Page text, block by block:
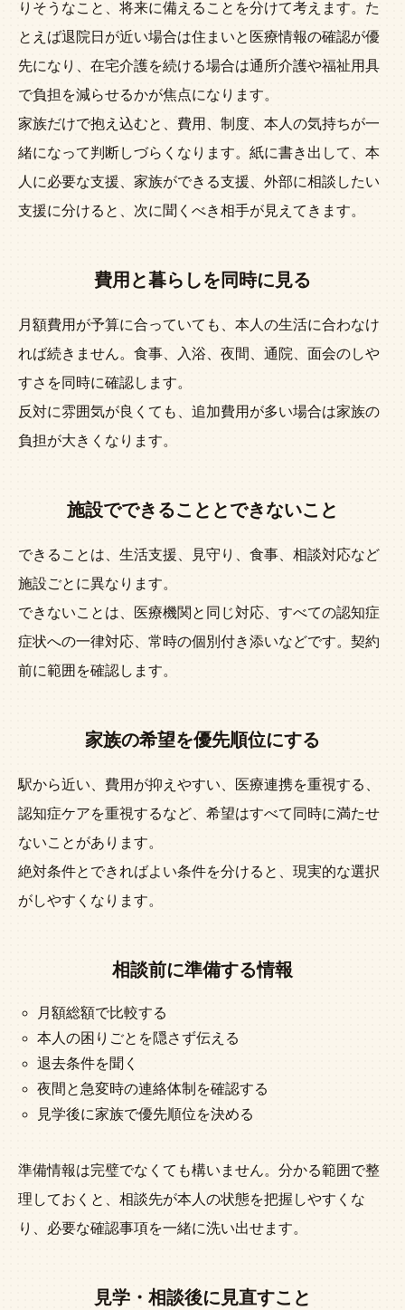
りそうなこと、将来に備えることを分けて考えます。た
とえば退院日が近い場合は住まいと医療情報の確認が優
先になり、在宅介護を続ける場合は通所介護や福祉用具
で負担を減らせるかが焦点になります。
家族だけで抱え込むと、費用、制度、本人の気持ちが一
緒になって判断しづらくなります。紙に書き出して、本
人に必要な支援、家族ができる支援、外部に相談したい
支援に分けると、次に聞くべき相手が見えてきます。
費用と暮らしを同時に見る
月額費用が予算に合っていても、本人の生活に合わなけ
れば続きません。食事、入浴、夜間、通院、面会のしや
すさを同時に確認します。
反対に雰囲気が良くても、追加費用が多い場合は家族の
負担が大きくなります。
施設でできることとできないこと
できることは、生活支援、見守り、食事、相談対応など
施設ごとに異なります。
できないことは、医療機関と同じ対応、すべての認知症
症状への一律対応、常時の個別付き添いなどです。契約
前に範囲を確認します。
家族の希望を優先順位にする
駅から近い、費用が抑えやすい、医療連携を重視する、
認知症ケアを重視するなど、希望はすべて同時に満たせ
ないことがあります。
絶対条件とできればよい条件を分けると、現実的な選択
がしやすくなります。
相談前に準備する情報
月額総額で比較する
本人の困りごとを隠さず伝える
退去条件を聞く
夜間と急変時の連絡体制を確認する
見学後に家族で優先順位を決める
準備情報は完璧でなくても構いません。分かる範囲で整
理しておくと、相談先が本人の状態を把握しやすくな
り、必要な確認事項を一緒に洗い出せます。
見学・相談後に見直すこと